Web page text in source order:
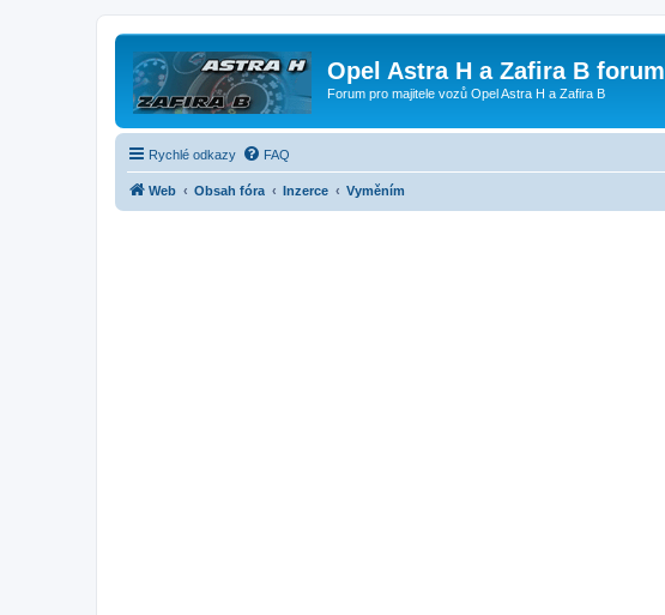
Opel Astra H a Zafira B forum
Forum pro majitele vozů Opel Astra H a Zafira B
Rychlé odkazy FAQ
Web Obsah fóra Inzerce Vyměním